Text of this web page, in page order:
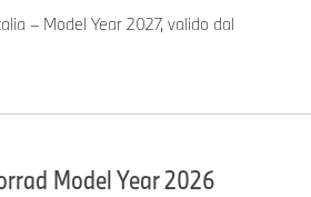
– Model Year 2027, valido dal
Model Year 2026